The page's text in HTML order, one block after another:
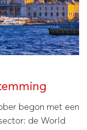
de World